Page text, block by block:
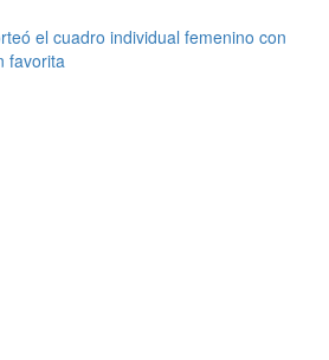
el cuadro individual femenino con
favorita